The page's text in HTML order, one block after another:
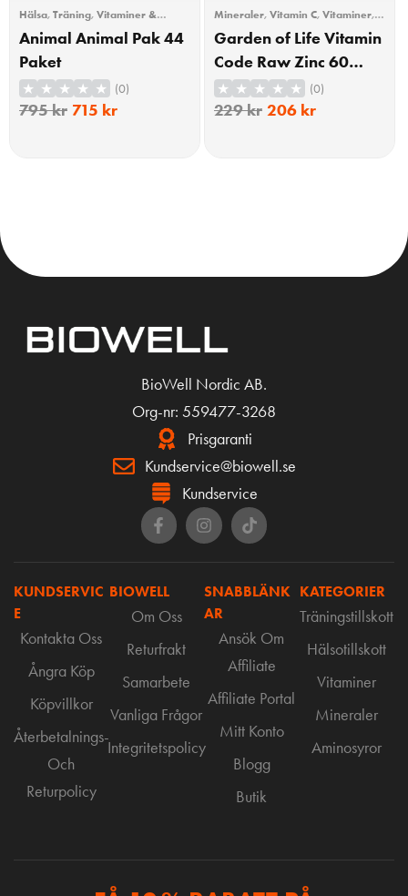
Hälsa, Träning, Vitaminer &
Mineraler
Animal Animal Pak 44
Paket
(0)
795kr 715 kr
Mineraler, Vitamin C, Vitaminer,
Vitaminer & Mineraler, Zink
Garden of Life Vitamin
Code Raw Zinc 60
Kapslar
(0)
229kr 206 kr
BioWell Nordic AB.
Org-nr: 559477-3268
Prisgaranti
Kundservice@biowell.se
Kundservice
KUNDSERVIC
E
Kontakta Oss
Ångra Köp
Köpvillkor
Återbetalnings-
Och
Returpolicy
BIOWELL
Om Oss
Returfrakt
Samarbete
Vanliga Frågor
Integritetspolicy
SNABBLÄNK
AR
Ansök Om
Affiliate
Affiliate Portal
Mitt Konto
Blogg
Butik
KATEGORIER
Träningstillskott
Hälsotillskott
Vitaminer
Mineraler
Aminosyror